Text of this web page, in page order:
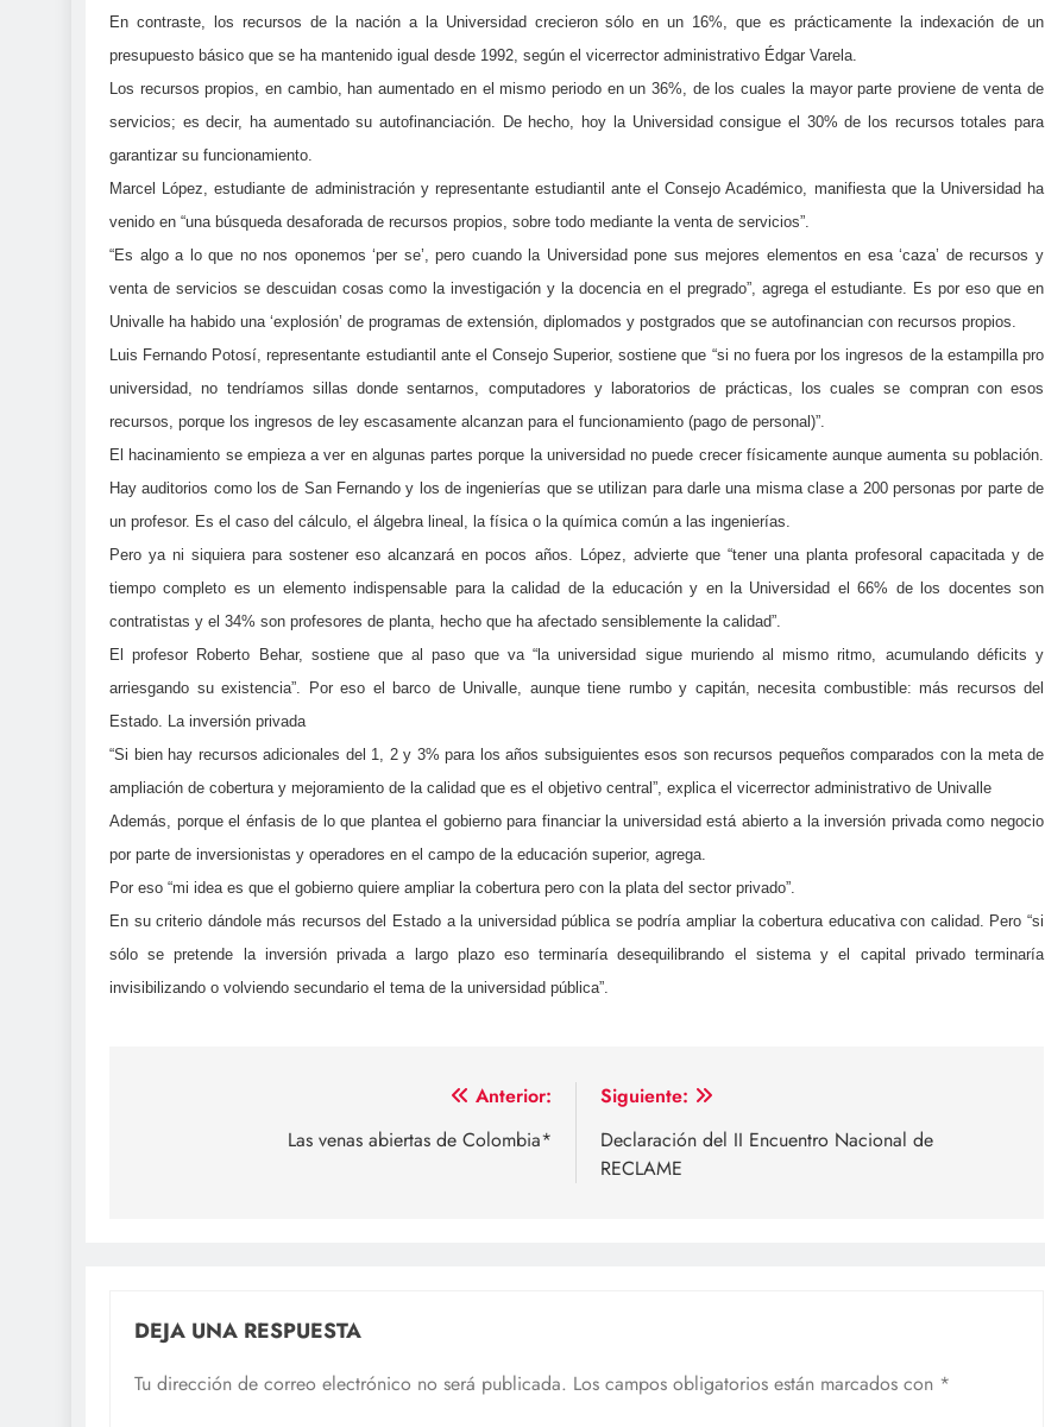
En contraste, los recursos de la nación a la Universidad crecieron sólo en un 16%, que es prácticamente la indexación de un
presupuesto básico que se ha mantenido igual desde 1992, según el vicerrector administrativo Édgar Varela.
Los recursos propios, en cambio, han aumentado en el mismo periodo en un 36%, de los cuales la mayor parte proviene de venta de
servicios; es decir, ha aumentado su autofinanciación. De hecho, hoy la Universidad consigue el 30% de los recursos totales para
garantizar su funcionamiento.
Marcel López, estudiante de administración y representante estudiantil ante el Consejo Académico, manifiesta que la Universidad ha
venido en “una búsqueda desaforada de recursos propios, sobre todo mediante la venta de servicios”.
“Es algo a lo que no nos oponemos ‘per se’, pero cuando la Universidad pone sus mejores elementos en esa ‘caza’ de recursos y
venta de servicios se descuidan cosas como la investigación y la docencia en el pregrado”, agrega el estudiante. Es por eso que en
Univalle ha habido una ‘explosión’ de programas de extensión, diplomados y postgrados que se autofinancian con recursos propios.
Luis Fernando Potosí, representante estudiantil ante el Consejo Superior, sostiene que “si no fuera por los ingresos de la estampilla pro
universidad, no tendríamos sillas donde sentarnos, computadores y laboratorios de prácticas, los cuales se compran con esos
recursos, porque los ingresos de ley escasamente alcanzan para el funcionamiento (pago de personal)”.
El hacinamiento se empieza a ver en algunas partes porque la universidad no puede crecer físicamente aunque aumenta su población.
Hay auditorios como los de San Fernando y los de ingenierías que se utilizan para darle una misma clase a 200 personas por parte de
un profesor. Es el caso del cálculo, el álgebra lineal, la física o la química común a las ingenierías.
Pero ya ni siquiera para sostener eso alcanzará en pocos años. López, advierte que “tener una planta profesoral capacitada y de
tiempo completo es un elemento indispensable para la calidad de la educación y en la Universidad el 66% de los docentes son
contratistas y el 34% son profesores de planta, hecho que ha afectado sensiblemente la calidad”.
El profesor Roberto Behar, sostiene que al paso que va “la universidad sigue muriendo al mismo ritmo, acumulando déficits y
arriesgando su existencia”. Por eso el barco de Univalle, aunque tiene rumbo y capitán, necesita combustible: más recursos del
Estado. La inversión privada
“Si bien hay recursos adicionales del 1, 2 y 3% para los años subsiguientes esos son recursos pequeños comparados con la meta de
ampliación de cobertura y mejoramiento de la calidad que es el objetivo central”, explica el vicerrector administrativo de Univalle
Además, porque el énfasis de lo que plantea el gobierno para financiar la universidad está abierto a la inversión privada como negocio
por parte de inversionistas y operadores en el campo de la educación superior, agrega.
Por eso “mi idea es que el gobierno quiere ampliar la cobertura pero con la plata del sector privado”.
En su criterio dándole más recursos del Estado a la universidad pública se podría ampliar la cobertura educativa con calidad. Pero “si
sólo se pretende la inversión privada a largo plazo eso terminaría desequilibrando el sistema y el capital privado terminaría
invisibilizando o volviendo secundario el tema de la universidad pública”.
Anterior:
Las venas abiertas de Colombia*
Siguiente:
Declaración del II Encuentro Nacional de
RECLAME
DEJA UNA RESPUESTA
Tu dirección de correo electrónico no será publicada. Los campos obligatorios están marcados con *